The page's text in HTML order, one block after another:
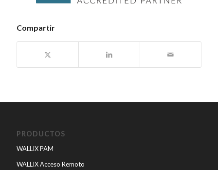
Compartir
PRODUCTOS
WALLIX PAM
WALLIX Acceso Remoto